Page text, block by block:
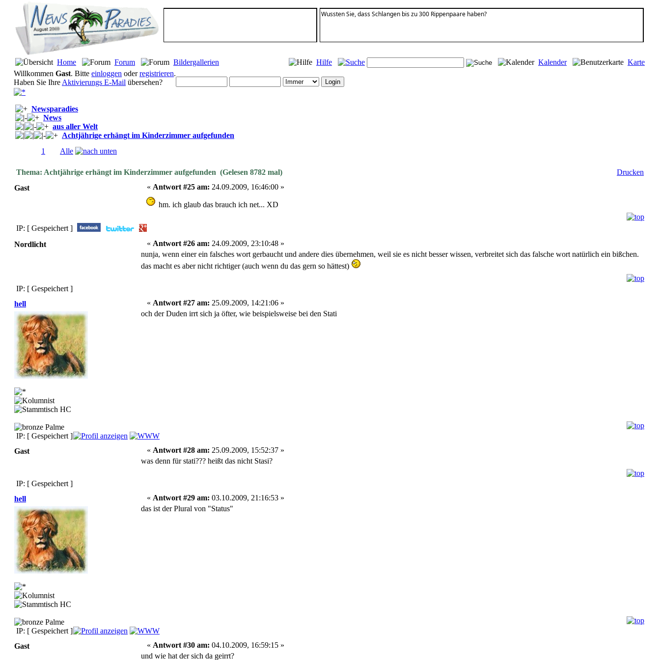
Wussten Sie, dass Schlangen bis zu 300 Rippenpaare haben?
Home Forum Bildergallerien Hilfe Kalender
Karte
Willkommen Gast. Bitte einloggen oderregistrieren.
Haben Sie Ihre Aktivierungs E-Mail übersehen?
Newsparadies
News
aus aller Welt
Achtjährige erhängt im Kinderzimmer aufgefunden
1 Alle
Thema: Achtjährige erhängt im Kinderzimmer aufgefunden (Gelesen 8782 mal)
Drucken
Gast
« Antwort #25 am: 24.09.2009, 16:46:00 »
hm. ich glaub das brauch ich net... XD
IP: [ Gespeichert ]
Nordlicht
« Antwort #26 am: 24.09.2009, 23:10:48 »
nunja, wenn einer ein falsches wort gerbaucht und andere dies übernehmen, weil sie es nicht besser wissen, verbreitet sich das falsche wort natürlich ein bißchen.
das macht es aber nicht richtiger (auch wenn du das gern so hättest)
IP: [ Gespeichert ]
hell
« Antwort #27 am: 25.09.2009, 14:21:06 »
och der Duden irrt sich ja öfter, wie beispielsweise bei den Stati
IP: [ Gespeichert ]
Gast
« Antwort #28 am: 25.09.2009, 15:52:37 »
was denn für stati??? heißt das nicht Stasi?
IP: [ Gespeichert ]
hell
« Antwort #29 am: 03.10.2009, 21:16:53 »
das ist der Plural von "Status"
IP: [ Gespeichert ]
Gast
« Antwort #30 am: 04.10.2009, 16:59:15 »
und wie hat der sich da geirrt?